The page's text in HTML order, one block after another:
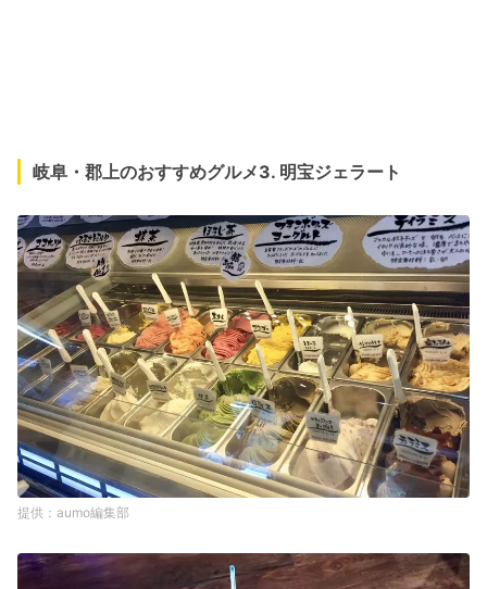
岐阜・郡上のおすすめグルメ3. 明宝ジェラート
aumo編集部